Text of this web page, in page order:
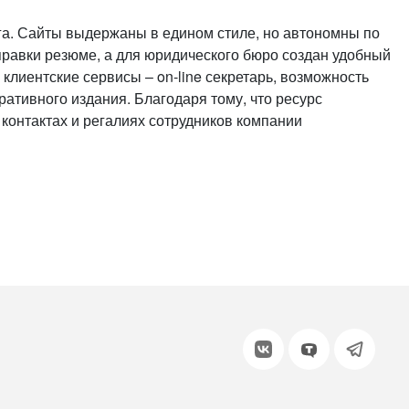
Сайты выдержаны в едином стиле, но автономны по
резюме, а для юридического бюро создан удобный
сервисы – on-line секретарь, возможность
издания. Благодаря тому, что ресурс
и регалиях сотрудников компании